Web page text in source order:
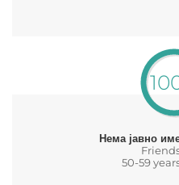
Нема јавно
50-59